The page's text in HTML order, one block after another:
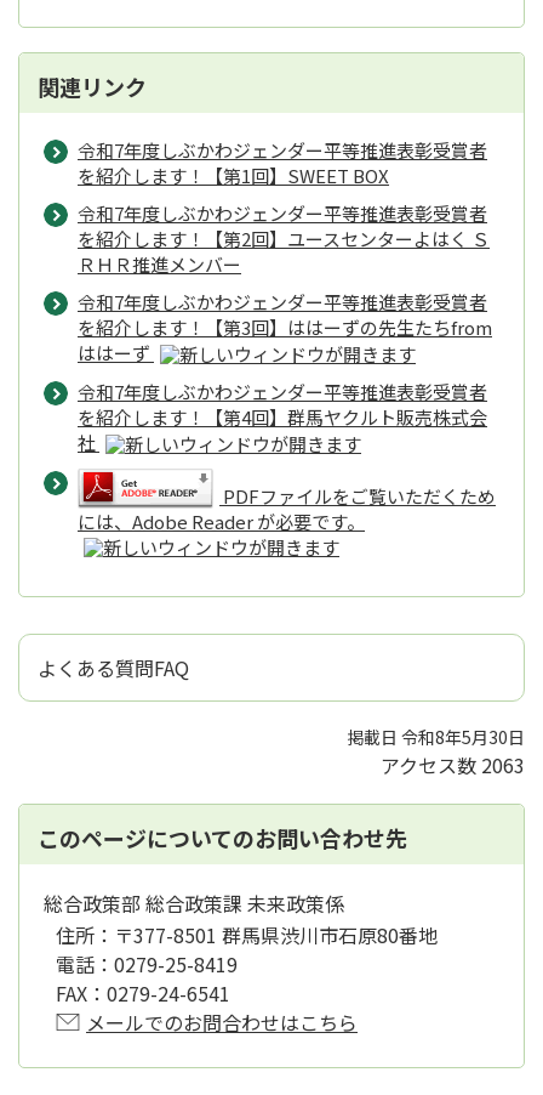
関連リンク
令和7年度しぶかわジェンダー平等推進表彰受賞者
を紹介します！【第1回】SWEET BOX
令和7年度しぶかわジェンダー平等推進表彰受賞者
を紹介します！【第2回】ユースセンターよはく Ｓ
ＲＨＲ推進メンバー
令和7年度しぶかわジェンダー平等推進表彰受賞者
を紹介します！【第3回】ははーずの先生たちfrom
ははーず
令和7年度しぶかわジェンダー平等推進表彰受賞者
を紹介します！【第4回】群馬ヤクルト販売株式会
社
PDFファイルをご覧いただくため
には、Adobe Reader が必要です。
よくある質問FAQ
掲載日 令和8年5月30日
アクセス数 2063
このページについてのお問い合わせ先
総合政策部 総合政策課 未来政策係
住所： 〒377-8501 群馬県渋川市石原80番地
電話： 0279-25-8419
FAX： 0279-24-6541
メールでのお問合わせはこちら